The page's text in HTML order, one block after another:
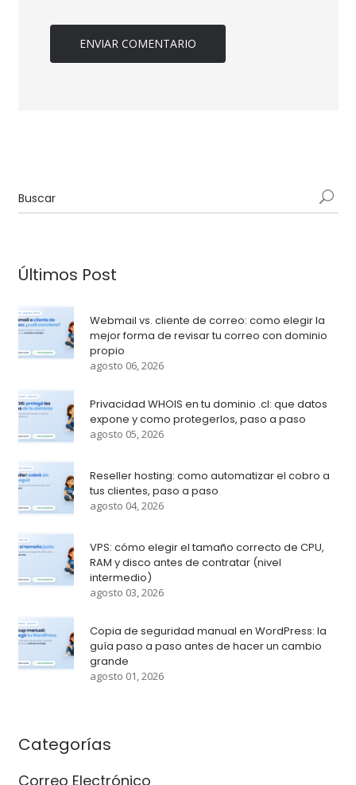
Últimos Post
Webmail vs. cliente de correo: como elegir la
mejor forma de revisar tu correo con dominio
propio
agosto 06, 2026
Privacidad WHOIS en tu dominio .cl: que datos
expone y como protegerlos, paso a paso
agosto 05, 2026
Reseller hosting: como automatizar el cobro a
tus clientes, paso a paso
agosto 04, 2026
VPS: cómo elegir el tamaño correcto de CPU,
RAM y disco antes de contratar (nivel
intermedio)
agosto 03, 2026
Copia de seguridad manual en WordPress: la
guía paso a paso antes de hacer un cambio
grande
agosto 01, 2026
Categorías
Correo Electrónico